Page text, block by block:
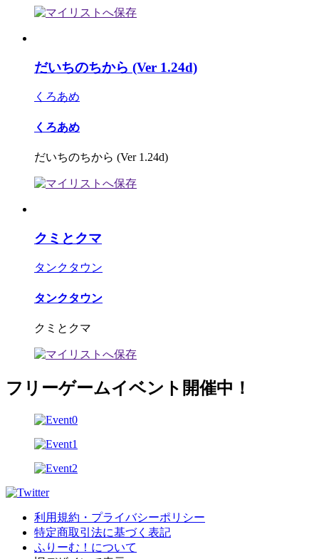
だいちのちから (Ver 1.24d)
くろあめ
くろあめ
だいちのちから (Ver 1.24d)
クミとクマ
タンクタウン
タンクタウン
クミとクマ
フリーゲームイベント開催中！
利用規約・プライバシーポリシー
特定商取引法に基づく表記
ふりーむ！について